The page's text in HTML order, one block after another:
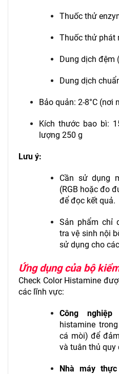
Thuốc thử
Thuốc thử phát
Dung dịch đệm
Dung dịch
Bảo quản: 2-8°C (nơi
Kích thước bao bì:
lượng 250 g
Lưu ý:
Cần sử dụng
(RGB hoặc đo
để đọc kết quả.
Sản phẩm chỉ
tra vệ sinh nội
sử dụng cho
Ứng dụng của bộ
Check Color Histamine
các lĩnh vực:
Công
histamine
cá mòi) để
và tuân thủ quy
Nhà máy